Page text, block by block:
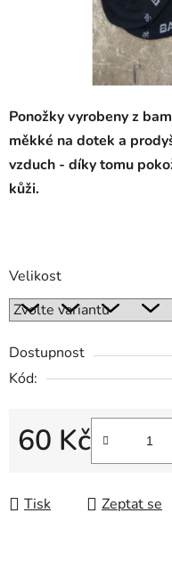
Ponožky vyrobeny z
měkké na dotek a
vzduch - díky tomu
kůži.
Velikost
Dostupnost
Kód:
60 Kč
Měrná cena:
Tisk Zeptat se